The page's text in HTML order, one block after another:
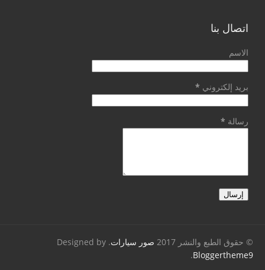
اتصال بنا
الاسم
بريد إلكتروني *
رسالة *
© حقوق الطبع والنشر 2017 صور سيارات. Designed by
Bloggertheme9
.